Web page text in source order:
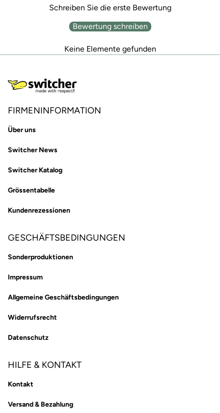
Schreiben Sie die erste Bewertung
Bewertung schreiben
Keine Elemente gefunden
FIRMENINFORMATION
Über uns
Switcher News
Switcher Katalog
Grössentabelle
Kundenrezessionen
GESCHÄFTSBEDINGUNGEN
Sonderproduktionen
Impressum
Allgemeine Geschäftsbedingungen
Widerrufsrecht
Datenschutz
HILFE & KONTAKT
Kontakt
Versand & Bezahlung